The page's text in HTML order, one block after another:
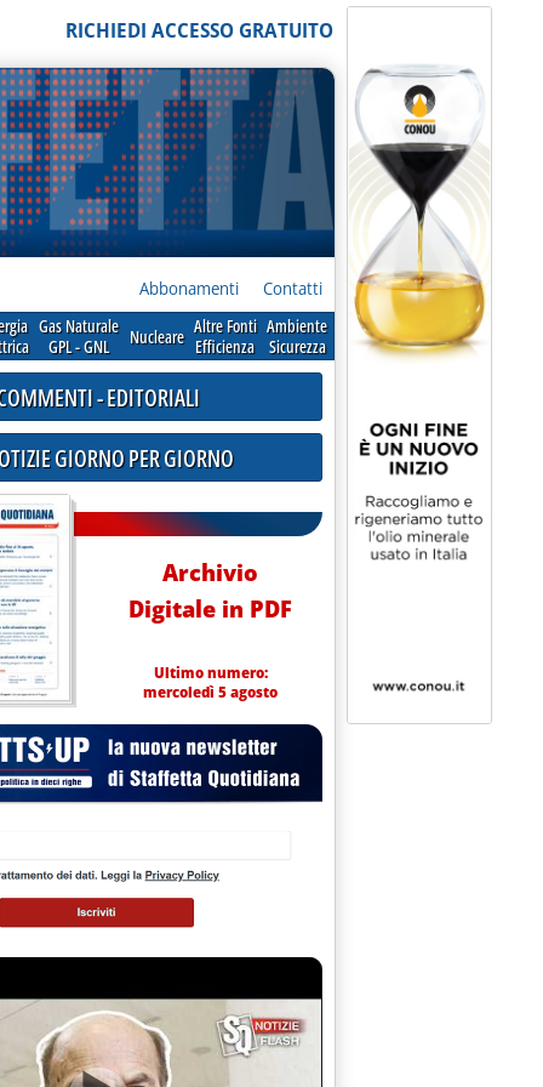
RICHIEDI ACCESSO GRATUITO
Abbonamenti Contatti
Gas Naturale
GPL - GNL
Nucleare Altre Fonti
Efficienza
Ambiente
Sicurezza
- EDITORIALI
GIORNO PER GIORNO
Archivio
Digitale in PDF
Ultimo numero:
mercoledì 5 agosto